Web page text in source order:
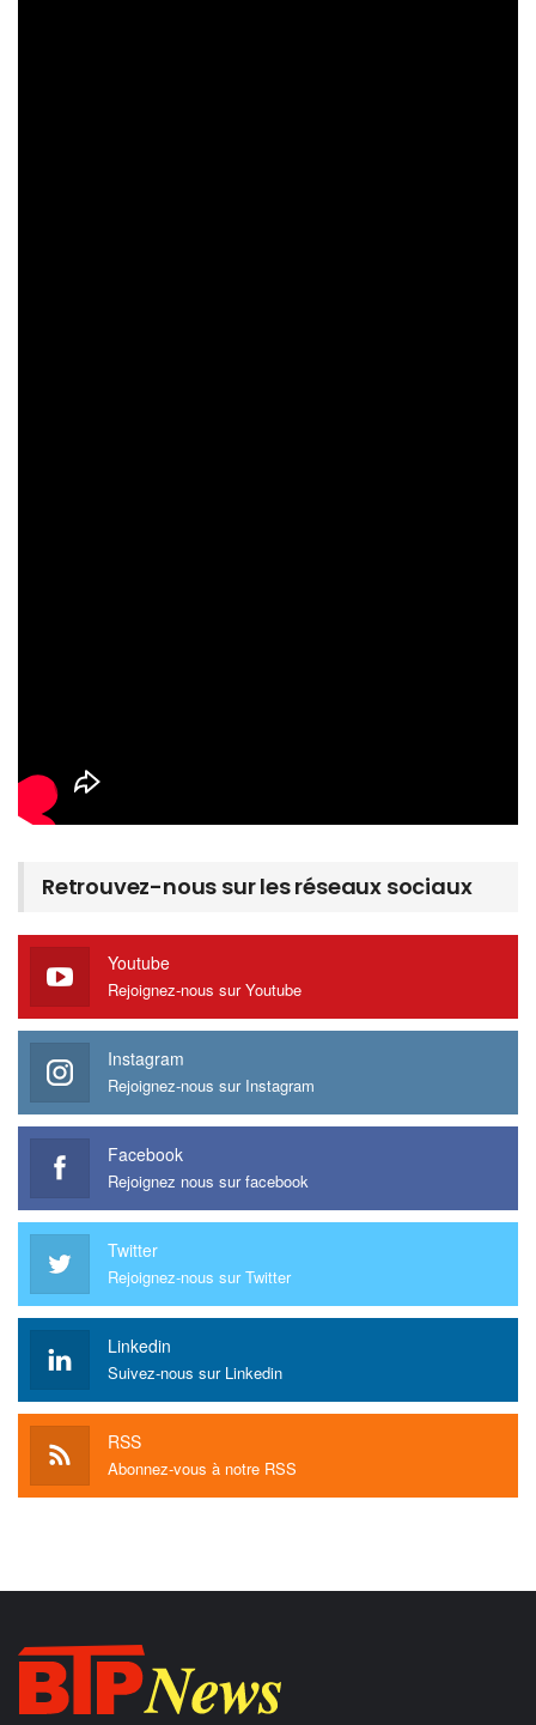
Retrouvez-nous sur les réseaux sociaux
Youtube
Rejoignez-nous sur Youtube
Instagram
Rejoignez-nous sur Instagram
Facebook
Rejoignez nous sur facebook
Twitter
Rejoignez-nous sur Twitter
Linkedin
Suivez-nous sur Linkedin
RSS
Abonnez-vous à notre RSS